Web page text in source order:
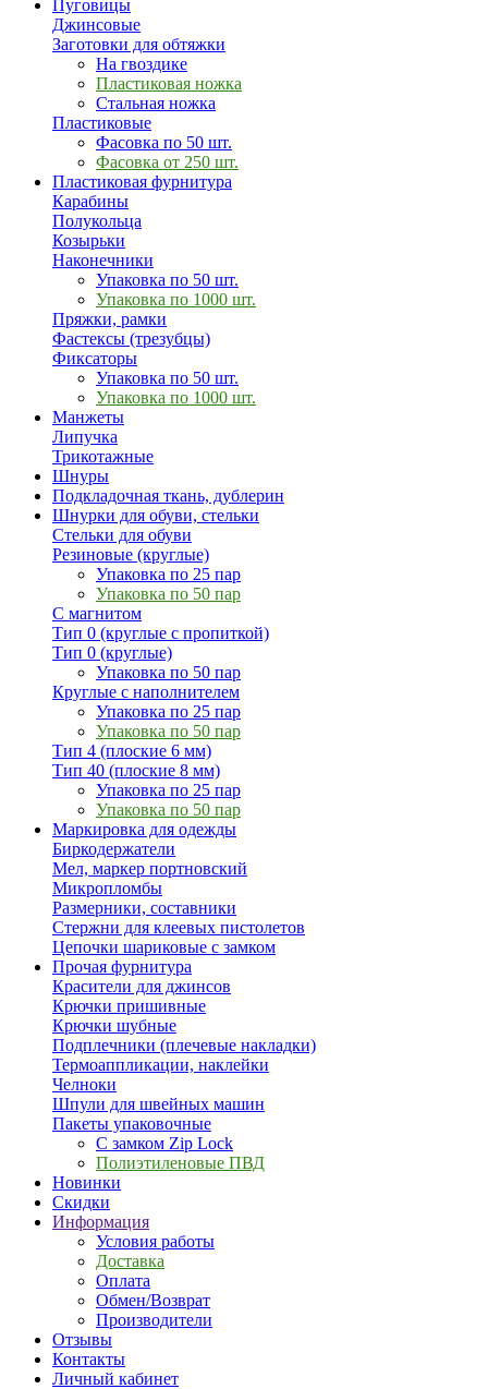
Пуговицы
Джинсовые
Заготовки для обтяжки
На гвоздике
Пластиковая ножка
Стальная ножка
Пластиковые
Фасовка по 50 шт.
Фасовка от 250 шт.
Пластиковая фурнитура
Карабины
Полукольца
Козырьки
Наконечники
Упаковка по 50 шт.
Упаковка по 1000 шт.
Пряжки, рамки
Фастексы (трезубцы)
Фиксаторы
Упаковка по 50 шт.
Упаковка по 1000 шт.
Манжеты
Липучка
Трикотажные
Шнуры
Подкладочная ткань, дублерин
Шнурки для обуви, стельки
Стельки для обуви
Резиновые (круглые)
Упаковка по 25 пар
Упаковка по 50 пар
С магнитом
Тип 0 (круглые с пропиткой)
Тип 0 (круглые)
Упаковка по 50 пар
Круглые с наполнителем
Упаковка по 25 пар
Упаковка по 50 пар
Тип 4 (плоские 6 мм)
Тип 40 (плоские 8 мм)
Упаковка по 25 пар
Упаковка по 50 пар
Маркировка для одежды
Биркодержатели
Мел, маркер портновский
Микропломбы
Размерники, составники
Стержни для клеевых пистолетов
Цепочки шариковые с замком
Прочая фурнитура
Красители для джинсов
Крючки пришивные
Крючки шубные
Подплечники (плечевые накладки)
Термоаппликации, наклейки
Челноки
Шпули для швейных машин
Пакеты упаковочные
С замком Zip Lock
Полиэтиленовые ПВД
Новинки
Скидки
Информация
Условия работы
Доставка
Оплата
Обмен/Возврат
Производители
Отзывы
Контакты
Личный кабинет